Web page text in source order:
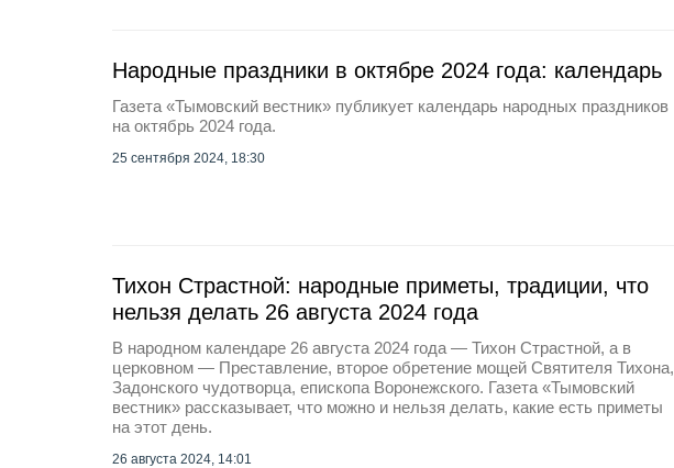
Народные праздники в октябре 2024 года: календарь
Газета «Тымовский вестник» публикует календарь народных праздников
на октябрь 2024 года.
25 сентября 2024, 18:30
Тихон Страстной: народные приметы, традиции, что
нельзя делать 26 августа 2024 года
В народном календаре 26 августа 2024 года — Тихон Страстной, а в
церковном — Преставление, второе обретение мощей Святителя Тихона,
Задонского чудотворца, епископа Воронежского. Газета «Тымовский
вестник» рассказывает, что можно и нельзя делать, какие есть приметы
на этот день.
26 августа 2024, 14:01